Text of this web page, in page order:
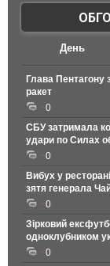
День
Глава
ракет
0
СБУ затримала
удари по Силах
0
Вибух у
зятя генерала
0
Зірковий
одноклубником
0